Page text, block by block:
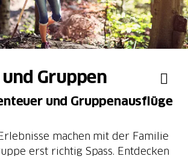
Gruppen
und Gruppenausflüge
machen mit der Familie
erst richtig Spass. Entdecken